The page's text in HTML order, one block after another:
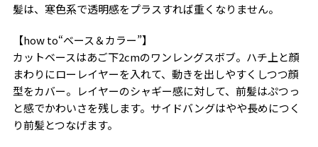
髪は、寒色系で透明感をプラスすれば重くなりません。
【how to“ベース＆カラー”】
カットベースはあご下2cmのワンレングスボブ。ハチ上と顔
まわりにローレイヤーを入れて、動きを出しやすくしつつ顔
型をカバー。レイヤーのシャギー感に対して、前髪はぷつっ
と感でかわいさを残します。サイドバングはやや長めにつく
り前髪とつなげます。